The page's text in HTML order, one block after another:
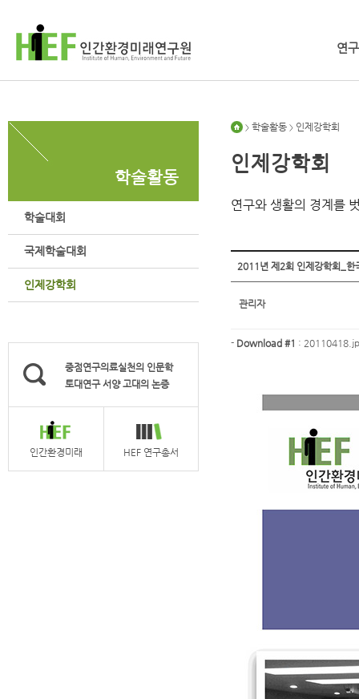
연
학술활동
학술대회
국제학술대회
인제강학회
중점연구의료실천의 인문학
토대연구 서양 고대의 논증
인간환경미래 HEF 연구총서
> 학술활동 > 인제강학회
인제강학회
연구와 생활의 경계를
2011년 제2회 인제강학회_한
관리자
- Download #1 :